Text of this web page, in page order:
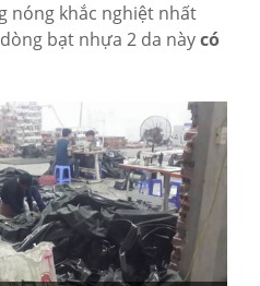
nóng khắc nghiệt nhất
bạt nhựa 2 da nàycó